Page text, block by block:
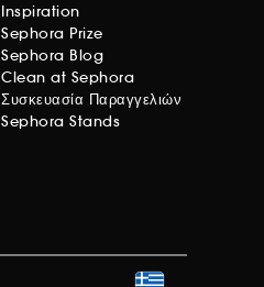
Inspiration
Sephora Prize
Sephora Blog
Clean at Sephora
Συσκευασία Παραγγελιών
Sephora Stands